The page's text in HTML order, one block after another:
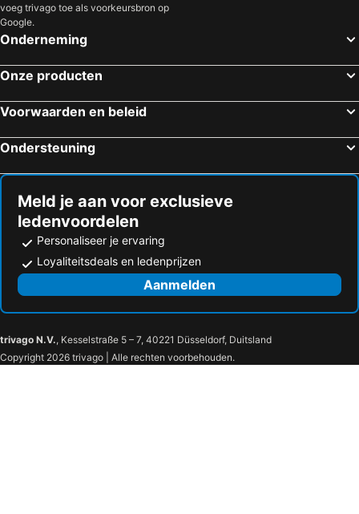
voeg trivago toe als voorkeursbron op
Google.
Onderneming
Onze producten
Voorwaarden en beleid
Ondersteuning
Meld je aan voor exclusieve
ledenvoordelen
Personaliseer je ervaring
Loyaliteitsdeals en ledenprijzen
Aanmelden
trivago N.V., Kesselstraße 5 – 7, 40221 Düsseldorf, Duitsland
Copyright 2026 trivago | Alle rechten voorbehouden.